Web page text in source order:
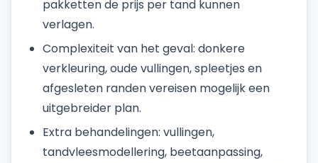
pakketten de prijs per tand kunnen
verlagen.
Complexiteit van het geval: donkere
verkleuring, oude vullingen, spleetjes en
afgesleten randen vereisen mogelijk een
uitgebreider plan.
Extra behandelingen: vullingen,
tandvleesmodellering, beetaanpassing,